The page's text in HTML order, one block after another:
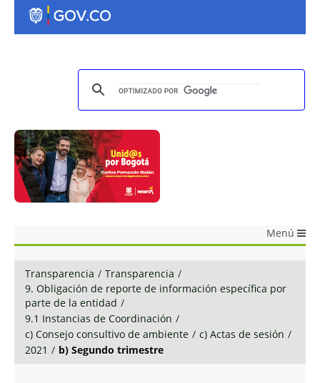
Menú
Transparencia / Transparencia /
9. Obligación de reporte de información específica por
parte de la entidad /
9.1 Instancias de Coordinación /
c) Consejo consultivo de ambiente / c) Actas de sesión /
2021 / b) Segundo trimestre